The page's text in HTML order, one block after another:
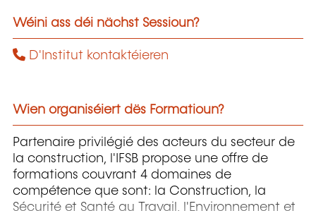
Wéini ass déi nächst Sessioun?
D'Institut kontaktéieren
Wien organiséiert dës Formatioun?
Partenaire privilégié des acteurs du secteur de
la construction, l'IFSB propose une offre de
formations couvrant 4 domaines de
compétence que sont: la Construction, la
Sécurité et Santé au Travail, l'Environnement et